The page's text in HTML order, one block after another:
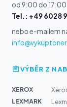
od 9:00 do
Tel.: +49 6028
nebo e-mailem
VÝBĚR Z
XEROX
LEXMARK